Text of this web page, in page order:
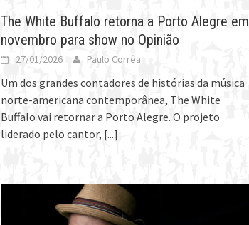
The White Buffalo retorna a Porto Alegre em
novembro para show no Opinião
27/01/2026 Paulo Corrêa
Um dos grandes contadores de histórias da música
norte-americana contemporânea, The White
Buffalo vai retornar a Porto Alegre. O projeto
liderado pelo cantor, [...]